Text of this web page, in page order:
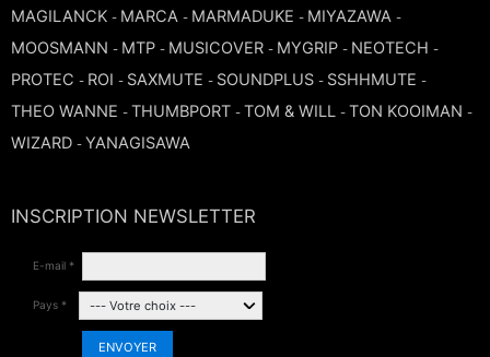
MAGILANCK - MARCA - MARMADUKE - MIYAZAWA -
MOOSMANN - MTP - MUSICOVER - MYGRIP - NEOTECH -
PROTEC - ROI - SAXMUTE - SOUNDPLUS - SSHHMUTE -
THEO WANNE - THUMBPORT - TOM & WILL - TON KOOIMAN -
WIZARD - YANAGISAWA
INSCRIPTION NEWSLETTER
E-mail *
Pays *
ENVOYER